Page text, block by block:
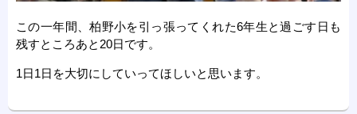
この一年間、柏野小を引っ張ってくれた6年生と過ごす日も
残すところあと20日です。
1日1日を大切にしていってほしいと思います。